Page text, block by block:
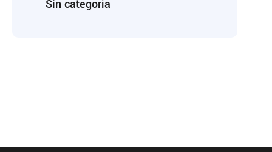
Sin categoría